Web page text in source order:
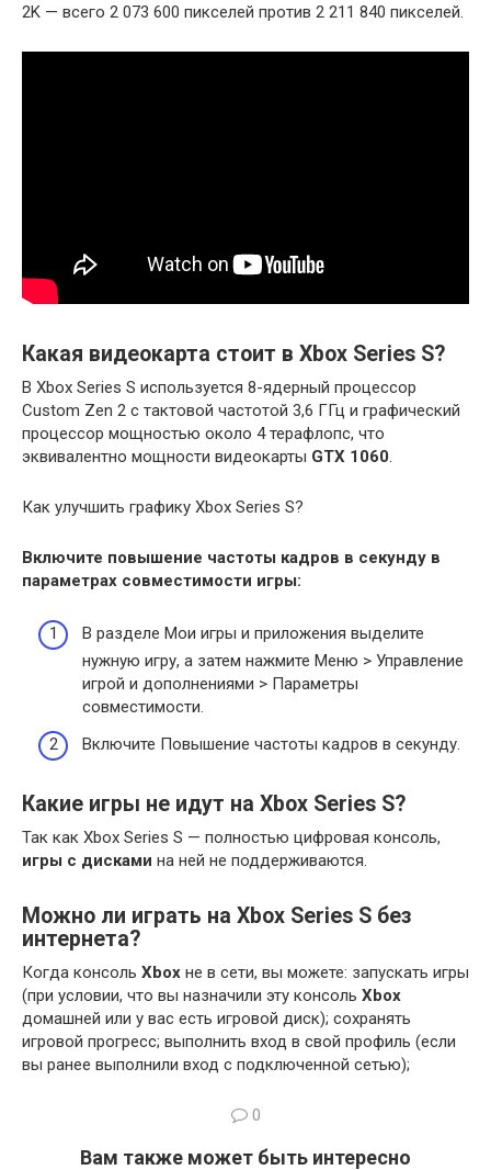
2K — всего 2 073 600 пикселей против 2 211 840 пикселей.
Какая видеокарта стоит в Xbox Series S?
В Xbox Series S используется 8-ядерный процессор
Custom Zen 2 с тактовой частотой 3,6 ГГц и графический
процессор мощностью около 4 терафлопс, что
эквивалентно мощности видеокарты GTX 1060.
Как улучшить графику Xbox Series S?
Включите повышение частоты кадров в секунду в
параметрах совместимости игры:
В разделе Мои игры и приложения выделите
нужную игру, а затем нажмите Меню > Управление
игрой и дополнениями > Параметры
совместимости.
Включите Повышение частоты кадров в секунду.
Какие игры не идут на Xbox Series S?
Так как Xbox Series S — полностью цифровая консоль,
игры с дисками на ней не поддерживаются.
Можно ли играть на Xbox Series S без
интернета?
Когда консоль Xbox не в сети, вы можете: запускать игры
(при условии, что вы назначили эту консоль Xbox
домашней или у вас есть игровой диск); сохранять
игровой прогресс; выполнить вход в свой профиль (если
вы ранее выполнили вход с подключенной сетью);
0
Вам также может быть интересно